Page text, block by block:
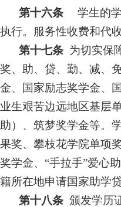
第十六条
学生的学
执行。服务性收费和代
第十七条 为切实保
奖、助、贷、勤、减、
金、国家励志奖学金、
业生艰苦边远地区基层
助）、筑梦奖学金等。
果奖、攀枝花学院单项
奖学金、“手拉手”爱心
籍所在地申请国家助学
第十八条 颁发学历